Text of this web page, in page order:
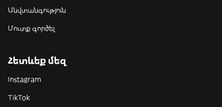
Անվտանգություն
Մուտք գործել
Հետևեք մեզ
Instagram
TikTok